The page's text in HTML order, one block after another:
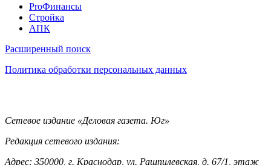
Pro
ProФинансы
Стройка
АПК
Информация
Расширенный поиск
Политика обработки персональных данных
Контакты
Сетевое издание «Деловая газета. Юг»
Редакция сетевого издания:
Адрес: 350000, г. Краснодар, ул. Рашпилевская, д. 67/1, этаж